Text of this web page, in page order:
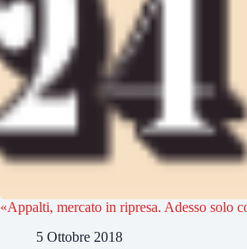
«Appalti, mercato in ripresa. Adesso solo
5 Ottobre 2018